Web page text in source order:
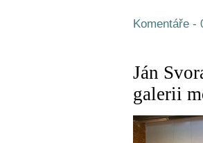
Komentáře -
Ján
galerii